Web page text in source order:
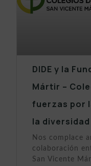
DIDE y la
Mártir –
fuerzas por
la diversidad
Nos complace
colaboración
San Vicente